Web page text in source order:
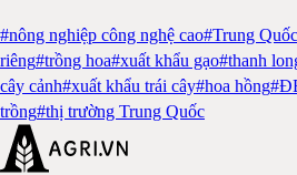
#nông nghiệp công nghệ cao#Trung Quốc
riêng#trồng hoa#xuất khẩu gạo#thanh
cây cảnh#xuất khẩu trái cây#hoa hồng#
trồng#thị trường Trung Quốc